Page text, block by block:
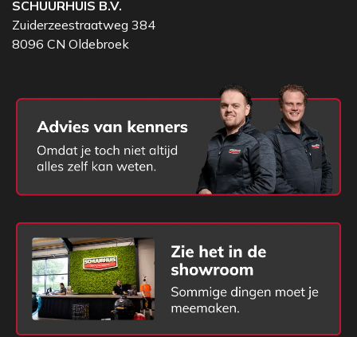
verzekerd bent van een betrouwbare en langdurige
energiebron.
SCHUURHUIS B.V.
Zuiderzeestraatweg 384
8096 CN Oldebroek